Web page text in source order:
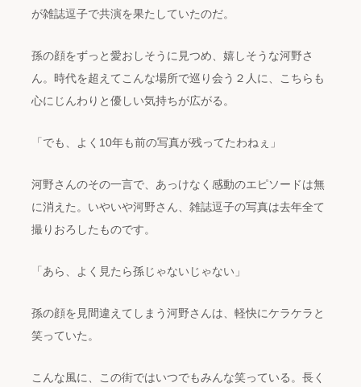
が雑誌逗子で共演を果たしていたのだ。
孫の顔をずっと愛おしそうに見つめ、嬉しそうな河野さ
ん。時代を超えてこんな場所で巡り会う２人に、こちらも
心にじんわりと優しい気持ちが広がる。
「でも、よく10年も前の写真が残ってたわねぇ」
河野さんのその一言で、あっけなく感動のエピソードは無
に消えた。いやいや河野さん、雑誌逗子の写真は去年全て
撮りおろしたものです。
「あら、よく見たら孫じゃないじゃない」
孫の顔を見間違えてしまう河野さんは、軽快にケラケラと
笑っていた。
こんな風に、この街ではいつでもみんな笑っている。長く